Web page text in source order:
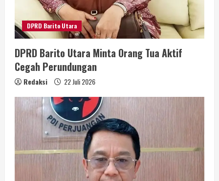
DPRD Barito Utara
DPRD Barito Utara Minta Orang Tua Aktif
Cegah Perundungan
Redaksi 22 Juli 2026